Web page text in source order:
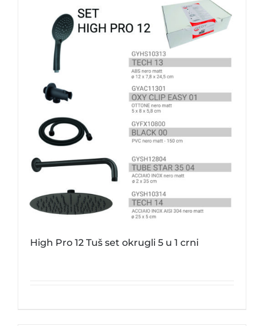
High Pro 12 Tuš set okrugli 5 u 1 crni